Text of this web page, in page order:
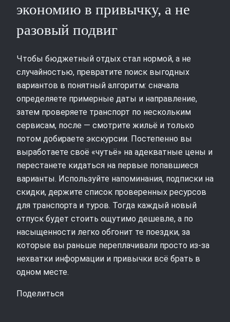
экономию в привычку, а не
разовый подвиг
Чтобы бюджетный отдых стал нормой, а не
случайностью, превратите поиск выгодных
вариантов в понятный алгоритм: сначала
определяете примерные даты и направление,
затем проверяете транспорт по нескольким
сервисам, после — смотрите жильё и только
потом добираете экскурсии. Постепенно вы
выработаете своё «чутьё» на адекватные цены и
перестанете кидаться на первые попавшиеся
варианты. Используйте напоминания, подписки на
скидки, держите список проверенных ресурсов
для транспорта и туров. Тогда каждый новый
отпуск будет стоить ощутимо дешевле, а по
насыщенности легко обгонит те поездки, за
которые вы раньше переплачивали просто из‑за
нехватки информации и привычки всё брать в
одном месте.
Поделиться